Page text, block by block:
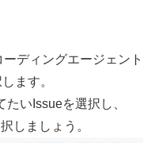
ディングエージェント
ます。
いIssueを選択し、
しましょう。